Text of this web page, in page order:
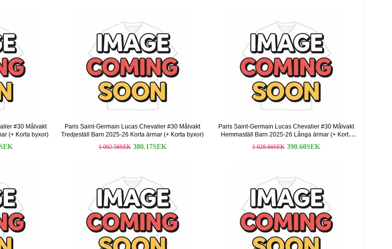
#30 Målvakt
(+ Korta byxor)
Paris Saint-Germain Lucas Chevalier #30 Målvakt
Tredjeställ Barn 2025-26 Korta ärmar (+ Korta byxor)
1 002.58SEK 380.17SEK
Paris Saint-Germain Lucas Chevalier #30 Målvakt
Hemmaställ Barn 2025-26 Långa ärmar (+ Korta
byxor)
1 028.66SEK 390.60SEK